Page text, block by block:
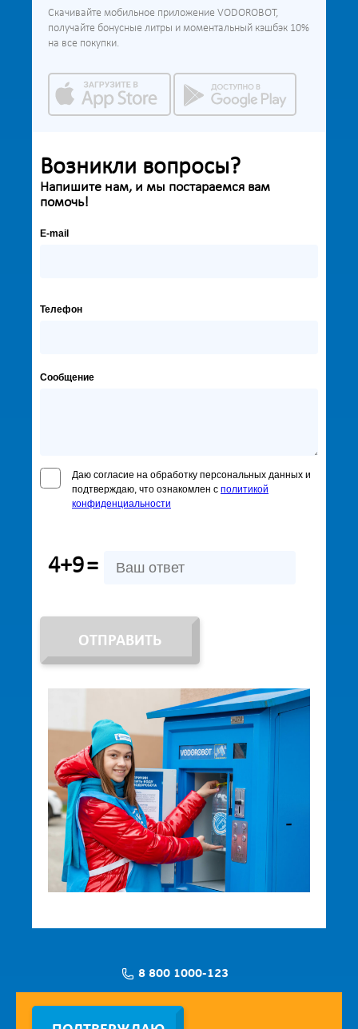
Скачивайте мобильное приложение VODOROBOT,
получайте бонусные литры и моментальный кэшбэк 10%
на все покупки.
Возникли вопросы?
Напишите нам, и мы постараемся вам
помочь!
E-mail
Телефон
Сообщение
Даю согласие на обработку персональных данных и
подтверждаю, что ознакомлен с политикой
конфиденциальности
4+9=
ОТПРАВИТЬ
8 800 1000-123
Заявка на установку